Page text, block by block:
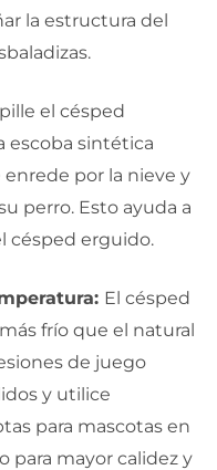
la estructura del
el césped
escoba sintética
por la nieve y
perro. Esto ayuda a
césped erguido.
El césped
frío que el natural
de juego
y utilice
para mascotas en
para mayor calidez y